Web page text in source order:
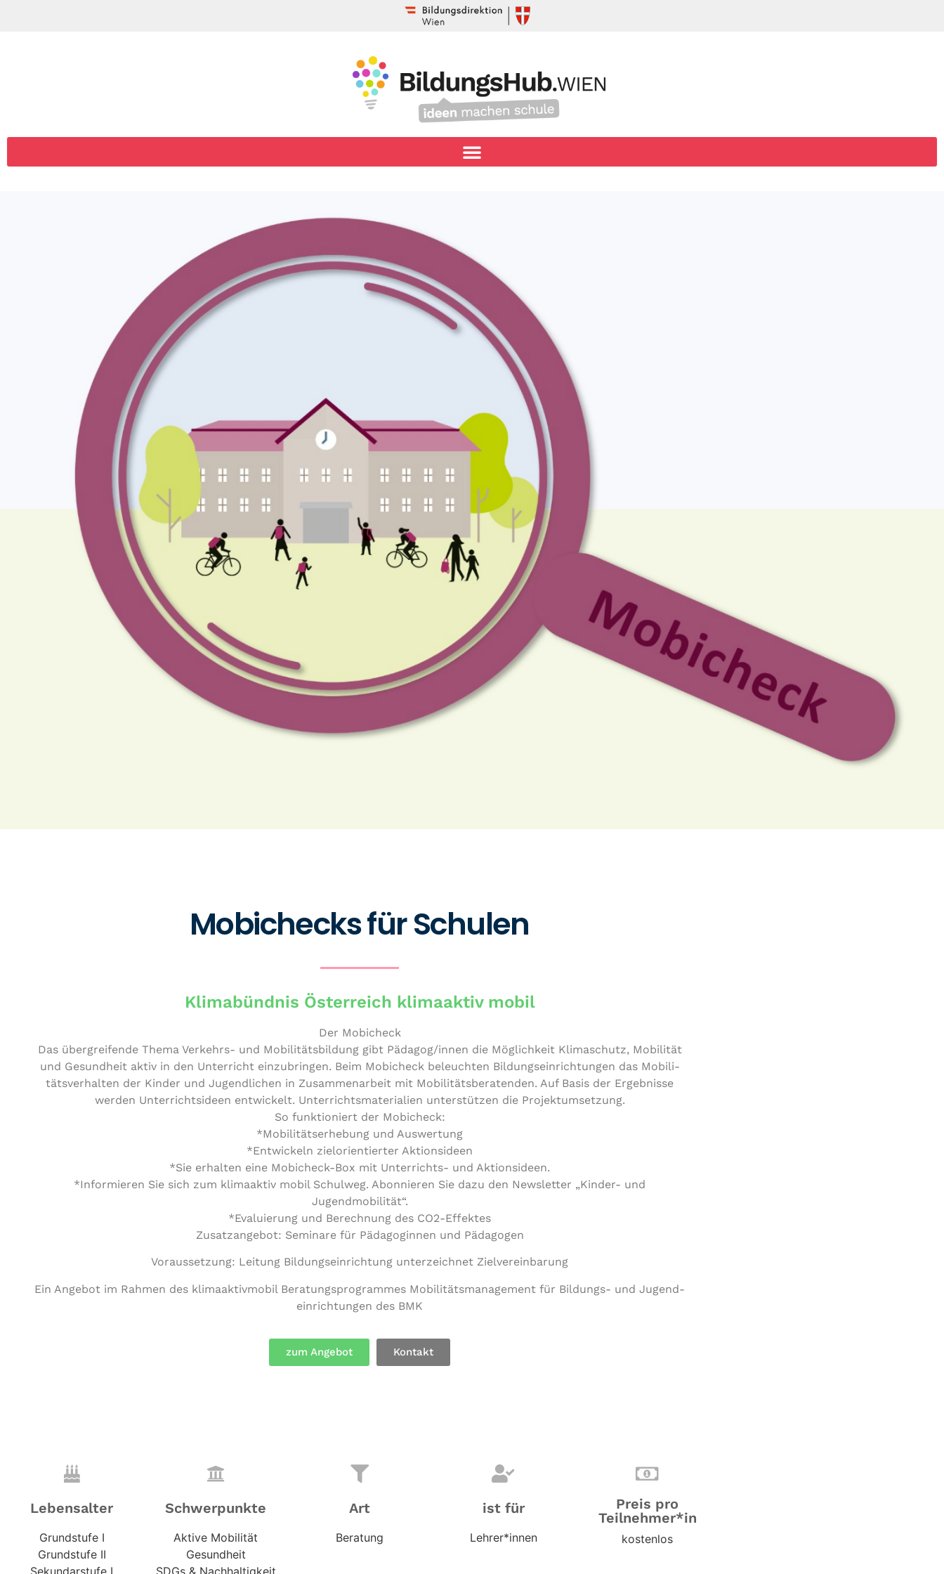
Mobichecks für Schulen
Klimabündnis Österreich klimaaktiv mobil
Der Mobicheck
Das über­grei­fen­de Thema Verkehrs- und Mobi­li­täts­bil­dung gibt Pädagog/​innen die Mög­lich­keit Kli­ma­schutz, Mobilität
und Gesund­heit aktiv in den Unter­richt ein­zu­brin­gen. Beim Mobicheck beleuch­ten Bil­dungs­ein­rich­tun­gen das Mobi­li­
täts­ver­hal­ten der Kinder und Jugend­li­chen in Zusam­men­ar­beit mit Mobi­li­täts­be­ra­ten­den. Auf Basis der Ergeb­nis­se
werden Unter­richts­ideen ent­wi­ckelt. Unter­richts­ma­te­ria­li­en unter­stüt­zen die Projektumsetzung.
So funk­tio­niert der Mobicheck:
*Mobi­li­täts­er­he­bung und Auswertung
*Ent­wi­ckeln ziel­ori­en­tier­ter Aktionsideen
*Sie erhalten eine Mobicheck-Box mit Unter­richts- und Aktionsideen.
*Infor­mie­ren Sie sich zum kli­ma­ak­tiv mobil Schulweg. Abon­nie­ren Sie dazu den News­let­ter „Kinder- und
Jugendmobilität“.
*Eva­lu­ie­rung und Berech­nung des CO2-Effektes
Zusatz­an­ge­bot: Seminare für Päd­ago­gin­nen und Pädagogen
Vor­aus­set­zung: Leitung Bil­dungs­ein­rich­tung unter­zeich­net Zielvereinbarung
Ein Angebot im Rahmen des kli­ma­ak­tiv­mo­bil Bera­tungs­pro­gram­mes Mobi­li­täts­ma­nage­ment für Bildungs- und Jugend­
ein­rich­tun­gen des BMK
zum Angebot Kontakt
Lebensalter
Grundstufe I
Grundstufe II
Schwerpunkte
Aktive Mobilität
Gesundheit
Art
Beratung
ist für
Lehrer*innen
Preis pro
Teilnehmer*in
kostenlos